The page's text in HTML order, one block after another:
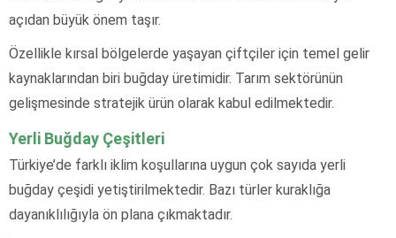
açıdan büyük önem taşır.
Özellikle kırsal bölgelerde yaşayan çiftçiler için temel gelir
kaynaklarından biri buğday üretimidir. Tarım sektörünün
gelişmesinde stratejik ürün olarak kabul edilmektedir.
Yerli Buğday Çeşitleri
Türkiye’de farklı iklim koşullarına uygun çok sayıda yerli
buğday çeşidi yetiştirilmektedir. Bazı türler kuraklığa
dayanıklılığıyla ön plana çıkmaktadır.